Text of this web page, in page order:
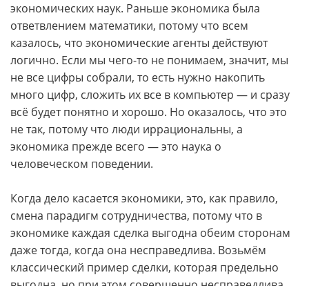
экономических наук. Раньше экономика была
ответвлением математики, потому что всем
казалось, что экономические агенты действуют
логично. Если мы чего-то не понимаем, значит, мы
не все цифры собрали, то есть нужно накопить
много цифр, сложить их все в компьютер — и сразу
всё будет понятно и хорошо. Но оказалось, что это
не так, потому что люди иррациональны, а
экономика прежде всего — это наука о
человеческом поведении.
Когда дело касается экономики, это, как правило,
смена парадигм сотрудничества, потому что в
экономике каждая сделка выгодна обеим сторонам
даже тогда, когда она несправедлива. Возьмём
классический пример сделки, которая предельно